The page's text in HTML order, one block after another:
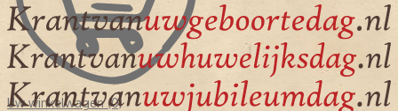
Uw winkelwagen (0)